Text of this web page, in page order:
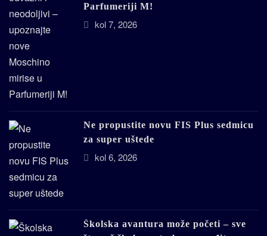
Parfumeriji M!
kol 7, 2026
Ne propustite novu FIS Plus sedmicu
za super uštede
kol 6, 2026
Školska avantura može početi – sve